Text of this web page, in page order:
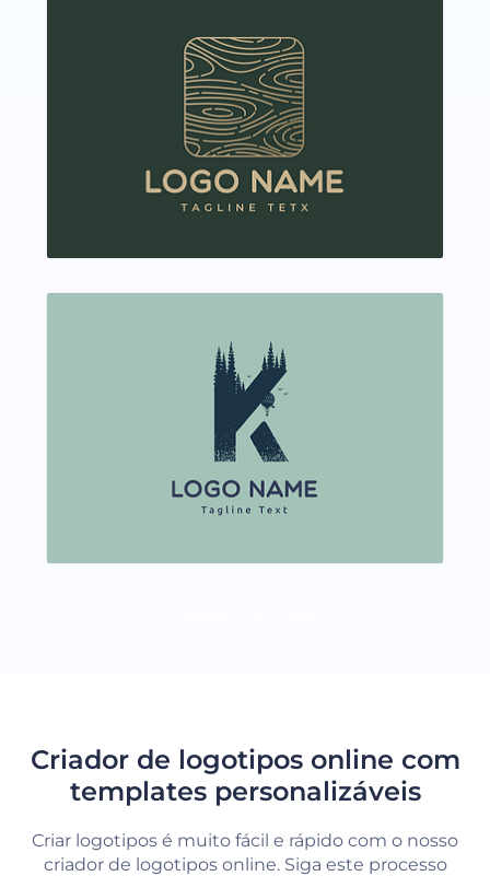
Criador de logotipos online com
templates personalizáveis
Criar logotipos é muito fácil e rápido com o nosso
criador de logotipos online. Siga este processo